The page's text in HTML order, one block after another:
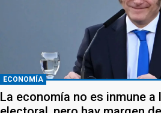
ECONOMÍA
La economía no es inmune a